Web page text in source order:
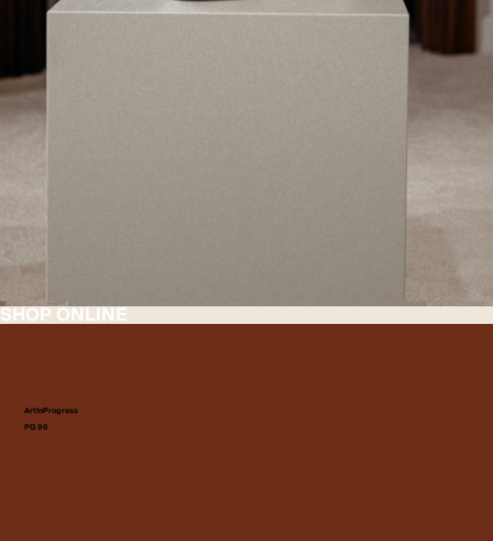
SHOP ONLINE
ArtInProgress
PG 96